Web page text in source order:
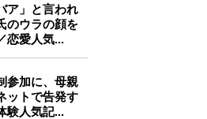
ア」と言われ
のウラの顔を
恋愛人気...
参加に、母親
ットで告発す
験人気記...